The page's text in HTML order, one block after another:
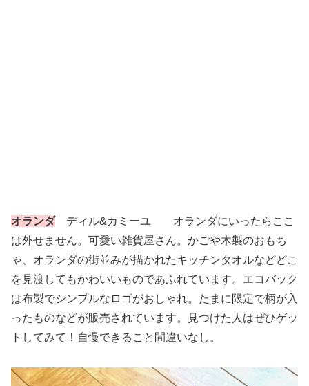
オランダディル&カミーユ オランダにいったらここ
は外せません。可愛い雑貨屋さん。かごや木製のおもち
ゃ、オランダの街並みが描かれたキッチンタオルなどどこ
を見渡してもかわいいものであふれています。エコバック
は布製でシンプルなロゴがおしゃれ。たまに限定で柄が入
ったものなどが販売されています。見つけた人はぜひゲッ
トしてみて！自慢できること間違いなし。